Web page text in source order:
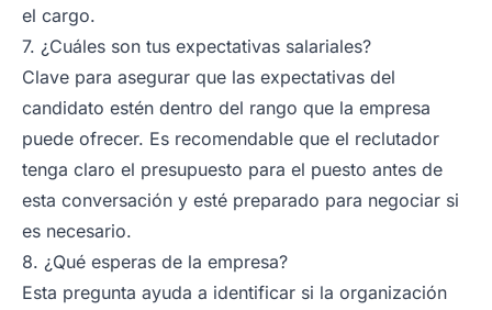
el cargo.
7. ¿Cuáles son tus expectativas salariales?
Clave para asegurar que las expectativas del
candidato estén dentro del rango que la empresa
puede ofrecer. Es recomendable que el reclutador
tenga claro el presupuesto para el puesto antes de
esta conversación y esté preparado para negociar si
es necesario.
8. ¿Qué esperas de la empresa?
Esta pregunta ayuda a identificar si la organización